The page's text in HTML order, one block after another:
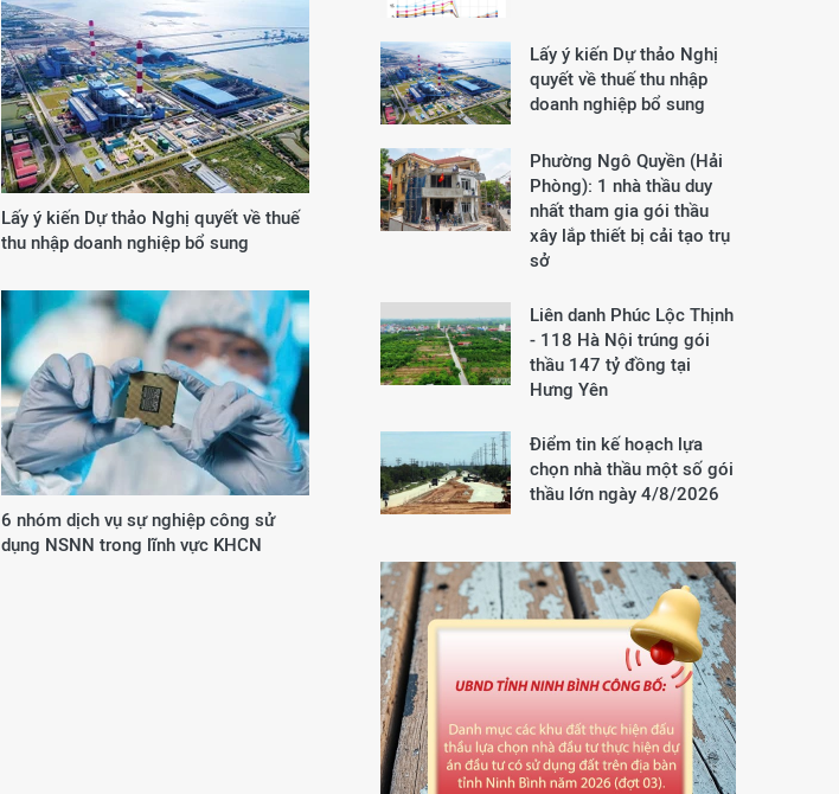
Lấy ý kiến Dự thảo Nghị quyết về thuế
thu nhập doanh nghiệp bổ sung
6 nhóm dịch vụ sự nghiệp công sử
dụng NSNN trong lĩnh vực KHCN
Lấy ý kiến Dự thảo Nghị
quyết về thuế thu nhập
doanh nghiệp bổ sung
Phường Ngô Quyền (Hải
Phòng): 1 nhà thầu duy
nhất tham gia gói thầu
xây lắp thiết bị cải tạo trụ
sở
Liên danh Phúc Lộc Thịnh
- 118 Hà Nội trúng gói
thầu 147 tỷ đồng tại
Hưng Yên
Điểm tin kế hoạch lựa
chọn nhà thầu một số gói
thầu lớn ngày 4/8/2026